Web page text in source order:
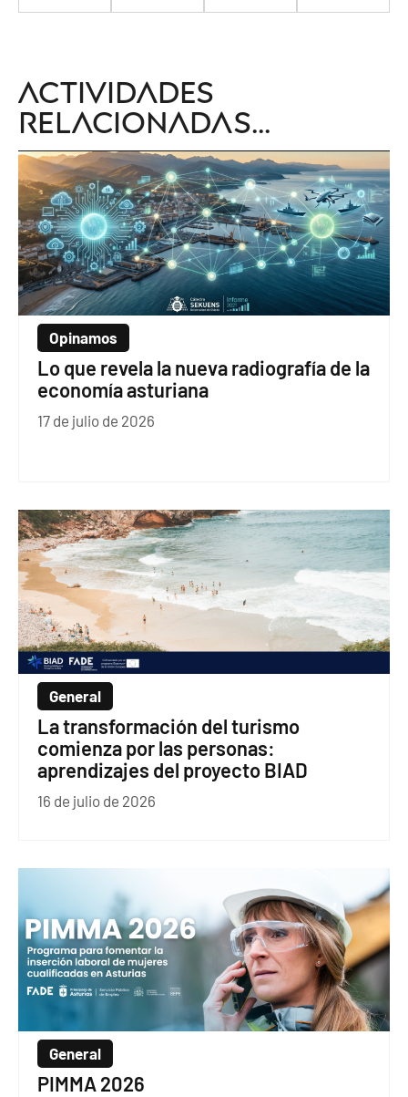
Actividades
relacionadas...
Opinamos
Lo que revela la nueva radiografía de la
economía asturiana
17 de julio de 2026
General
La transformación del turismo
comienza por las personas:
aprendizajes del proyecto BIAD
16 de julio de 2026
General
PIMMA 2026